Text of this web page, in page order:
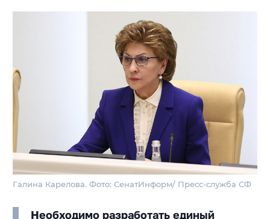
Галина Карелова. Фото: СенатИнформ/ Пресс-служба СФ
Необходимо разработать единый